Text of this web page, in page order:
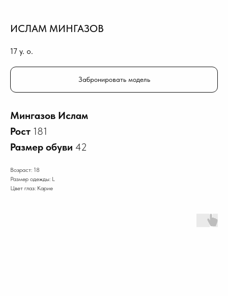
ИСЛАМ МИНГАЗОВ
17 y. o.
Забронировать модель
Мингазов Ислам
Рост 181
Размер обуви 42
Возраст: 18
Размер одежды: L
Цвет глаз: Карие